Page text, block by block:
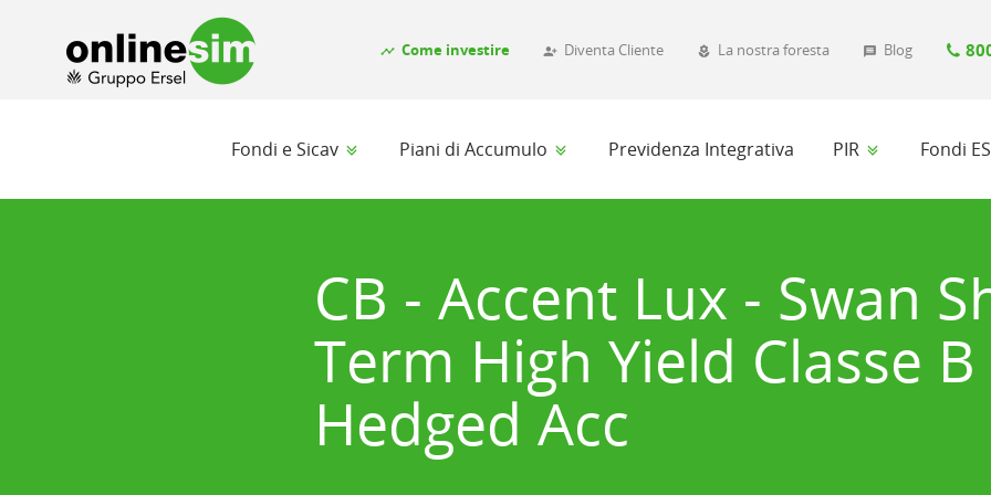
timeline Come investire person_add_alt_1 Diventa Cliente local_florist La nostra foresta message Blog
Fondi e Sicav Piani di Accumulo Previdenza Integrativa PIR Fondi
CB - Accent Lux - Swan
Term High Yield Classe B
Hedged Acc